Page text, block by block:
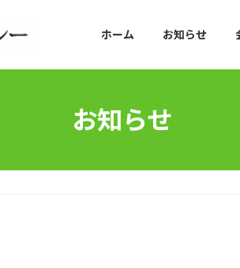
ホーム お知らせ
お知らせ